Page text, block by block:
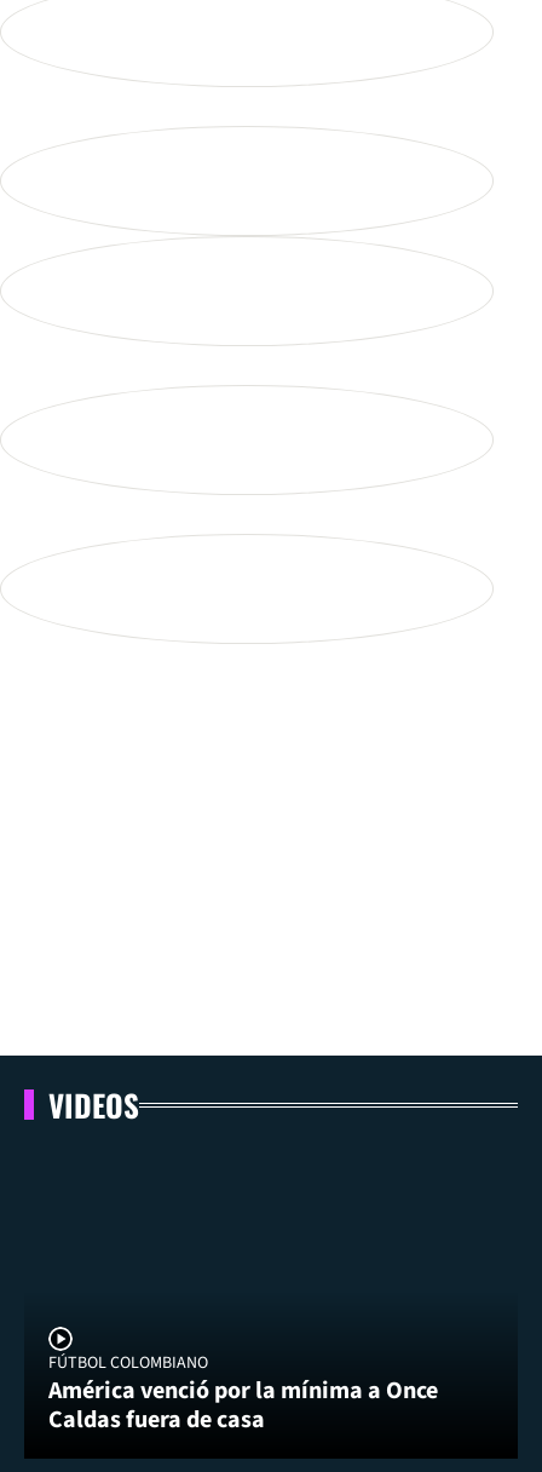
VIDEOS
FÚTBOL COLOMBIANO
América venció por la mínima a Once
Caldas fuera de casa